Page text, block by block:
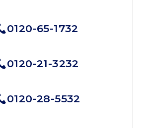
0120-65-1732
0120-21-3232
0120-28-5532